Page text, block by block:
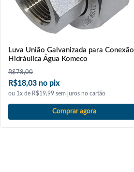
Luva União Galvanizada para Conexão
Hidráulica Água Komeco
R$78,00
R$18,03 no pix
ou 1x de R$19,99 sem juros no cartão
Comprar agora